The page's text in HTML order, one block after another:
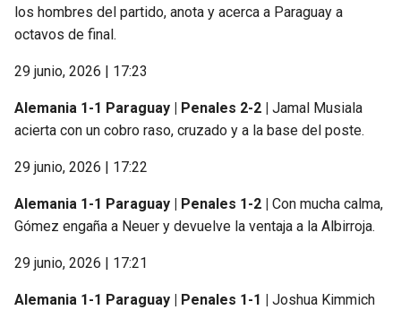
los hombres del partido, anota y acerca a Paraguay a
octavos de final.
29 junio, 2026 | 17:23
Alemania 1-1 Paraguay | Penales 2-2 |
Jamal Musiala
acierta con un cobro raso, cruzado y a la base del poste.
29 junio, 2026 | 17:22
Alemania 1-1 Paraguay | Penales 1-2 |
Con mucha calma,
Gómez engaña a Neuer y devuelve la ventaja a la Albirroja.
29 junio, 2026 | 17:21
Alemania 1-1 Paraguay | Penales 1-1 |
Joshua Kimmich